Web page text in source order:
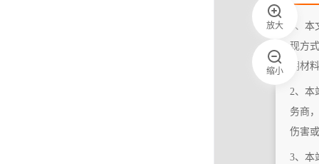
放大
缩小
1、
现方
明材
2、本
务商
伤害
3、本